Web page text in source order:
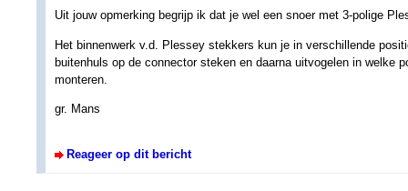
Uit jouw opmerking begrijp ik dat je wel een snoer met 3-polige
Het binnenwerk v.d. Plessey stekkers kun je in verschillende
buitenhuls op de connector steken en daarna uitvogelen in welke
monteren.
gr. Mans
Reageer op dit bericht